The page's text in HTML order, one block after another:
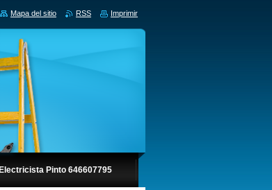
Electricista Pinto 646607795
Mapa del sitio RSS Imprimir